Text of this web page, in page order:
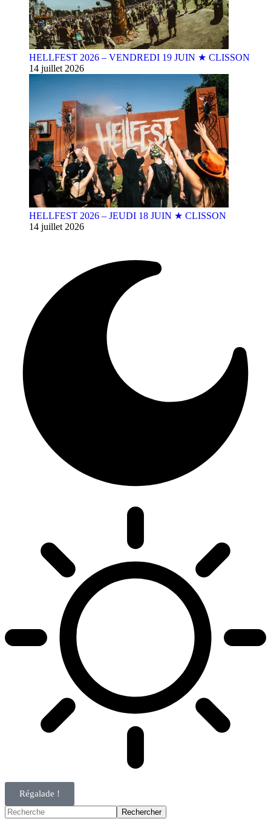
HELLFEST 2026 – VENDREDI 19 JUIN ★ CLISSON
14 juillet 2026
HELLFEST 2026 – JEUDI 18 JUIN ★ CLISSON
14 juillet 2026
Régalade !